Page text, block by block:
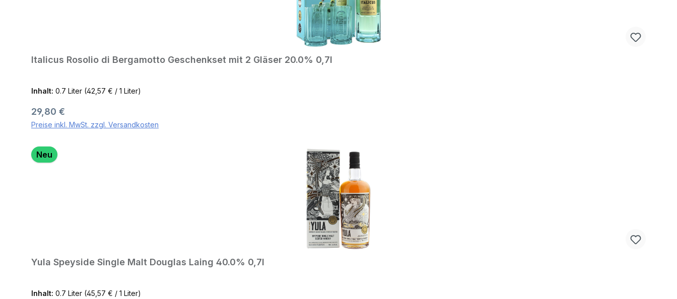
Italicus Rosolio di Bergamotto Geschenkset mit 2 Gläser 20.0% 0,7l
Inhalt: 0.7 Liter (42,57 € / 1 Liter)
Regulärer Preis:
29,80 €
Preise inkl. MwSt. zzgl. Versandkosten
In den Warenkorb
Neu
Yula Speyside Single Malt Douglas Laing 40.0% 0,7l
Inhalt: 0.7 Liter (45,57 € / 1 Liter)